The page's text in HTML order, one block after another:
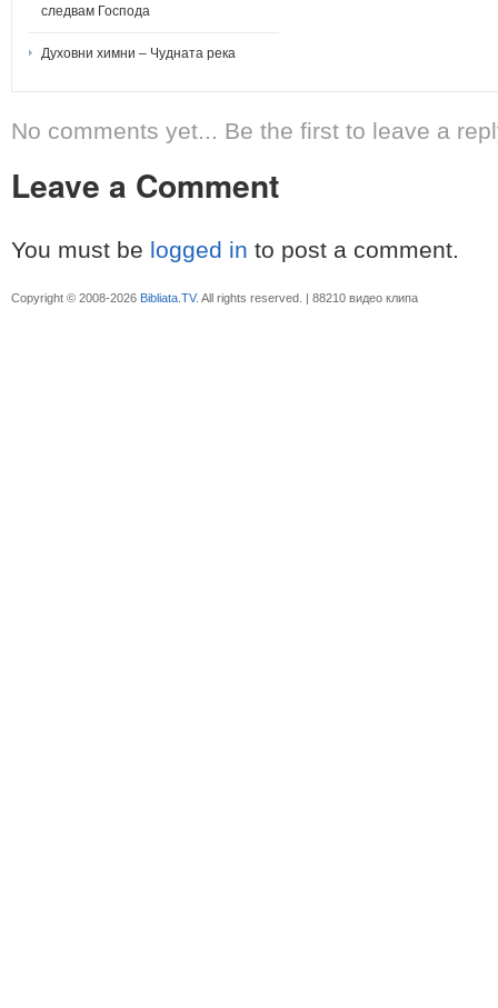
следвам Господа
Духовни химни – Чудната река
No comments yet... Be the first to leave a
Leave a Comment
You must be logged in to post a comment.
Copyright © 2008-2026 Bibliata.TV. All rights reserved. | 88210 видео клипа